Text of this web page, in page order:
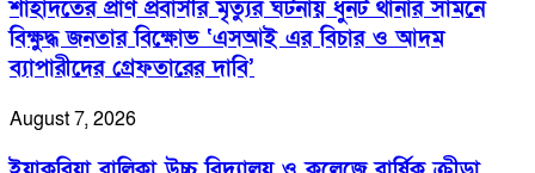
শাহাদতের প্রাণ প্রবাসীর মৃত্যুর ঘটনায় ধুনট থানার সামনে
বিক্ষুদ্ধ জনতার বিক্ষোভ ‘এসআই এর বিচার ও আদম
ব্যাপারীদের গ্রেফতারের দাবি’
August 7, 2026